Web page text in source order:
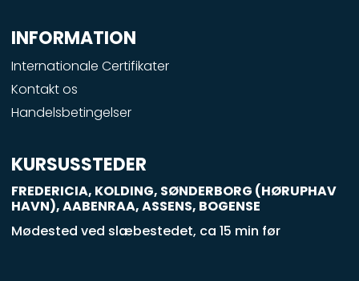
e
b
o
o
k
-
q
u
a
r
INFORMATION
Internationale Certifikater
Kontakt os
Handelsbetingelser
KURSUSSTEDER
FREDERICIA, KOLDING, SØNDERBORG (HØRUPHAV
HAVN), AABENRAA, ASSENS, BOGENSE
Mødested ved slæbestedet, ca 15 min før